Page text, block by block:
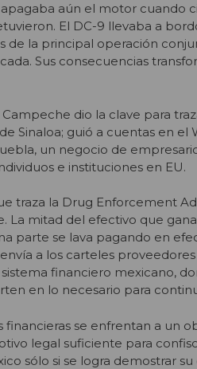
aún el motor cuando
El DC-9 llevaba a
de la principal operación
Sus consecuencias
dio la clave para
Sinaloa; guió a cuentas en el
un negocio de
e instituciones en EU.
traza la Drug Enforcement
La mitad del efectivo que
parte se lava pagando en
a los carteles
financiero mexicano,
en lo necesario para
financieras se enfrentan a un
legal suficiente para
sólo si se logra demostrar